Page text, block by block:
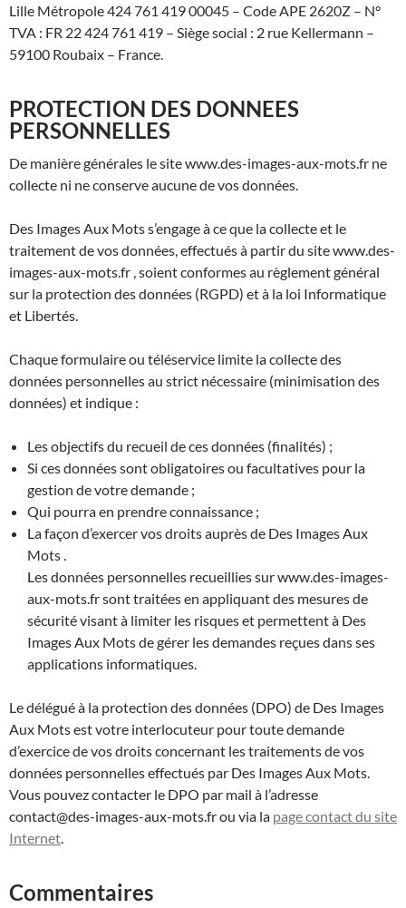
Lille Métropole 424 761 419 00045 – Code APE 2620Z – N°
TVA : FR 22 424 761 419 – Siège social : 2 rue Kellermann –
59100 Roubaix – France.
PROTECTION DES DONNEES
PERSONNELLES
De manière générales le site www.des-images-aux-mots.fr ne
collecte ni ne conserve aucune de vos données.
Des Images Aux Mots s’engage à ce que la collecte et le
traitement de vos données, effectués à partir du site www.des-
images-aux-mots.fr , soient conformes au règlement général
sur la protection des données (RGPD) et à la loi Informatique
et Libertés.
Chaque formulaire ou téléservice limite la collecte des
données personnelles au strict nécessaire (minimisation des
données) et indique :
Les objectifs du recueil de ces données (finalités) ;
Si ces données sont obligatoires ou facultatives pour la
gestion de votre demande ;
Qui pourra en prendre connaissance ;
La façon d’exercer vos droits auprès de Des Images Aux
Mots .
Les données personnelles recueillies sur www.des-images-
aux-mots.fr sont traitées en appliquant des mesures de
sécurité visant à limiter les risques et permettent à Des
Images Aux Mots de gérer les demandes reçues dans ses
applications informatiques.
Le délégué à la protection des données (DPO) de Des Images
Aux Mots est votre interlocuteur pour toute demande
d’exercice de vos droits concernant les traitements de vos
données personnelles effectués par Des Images Aux Mots.
Vous pouvez contacter le DPO par mail à l’adresse
contact@des-images-aux-mots.fr ou via la page contact du site
Internet.
Commentaires